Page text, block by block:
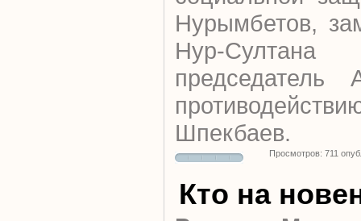
Нурымбетов,
Нур-
Шпекбаев.
Просмотров: 711
Кто на